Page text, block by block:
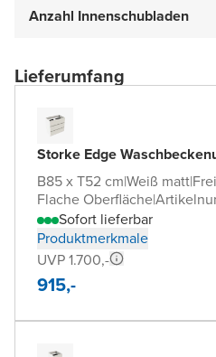
Anzahl Innenschubladen
Lieferumfang
Storke Edge
B85 x T52 cm|Weiß matt|
Flache Oberfläche|
Sofort lieferbar
Produktmerkmale
UVP 1.700,-
915,-